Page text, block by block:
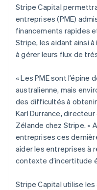
Regarder la vidéo
Stripe Capital
entreprises (PME)
financements rapides
Stripe, les aidant ainsi
à gérer leurs flux de
« Les PME sont l’épine
australienne, mais
des difficultés à
Karl Durrance,
Zélande chez Stripe. «
entreprises ces
aider les entreprises à
contexte d’incertitude
Stripe Capital utilise
EnglishItaliano
Danemark
English
Émirats arabes unis
English
Espagne
Estonie
English
États-Unis
EnglishEspañol 简体中文
Finlande
EnglishSvenska
France
FrançaisEnglish
Gibraltar
English
English